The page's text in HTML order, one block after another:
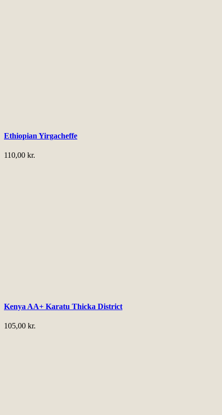
Ethiopian Yirgacheffe
110,00 kr.
Kenya AA+ Karatu Thicka District
105,00 kr.